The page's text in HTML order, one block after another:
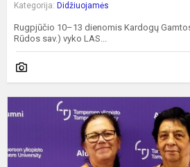
Kategorija: Didžiuojamės
Rugpjūčio 10–13 dienomis Kardogų
Rūdos sav.) vyko LAS...